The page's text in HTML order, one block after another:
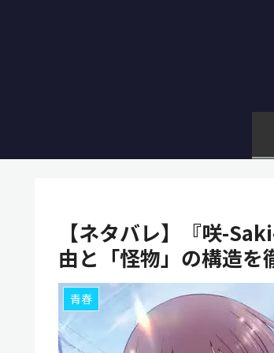
【ネタバレ】『咲-
由と「怪物」の構造を
青春